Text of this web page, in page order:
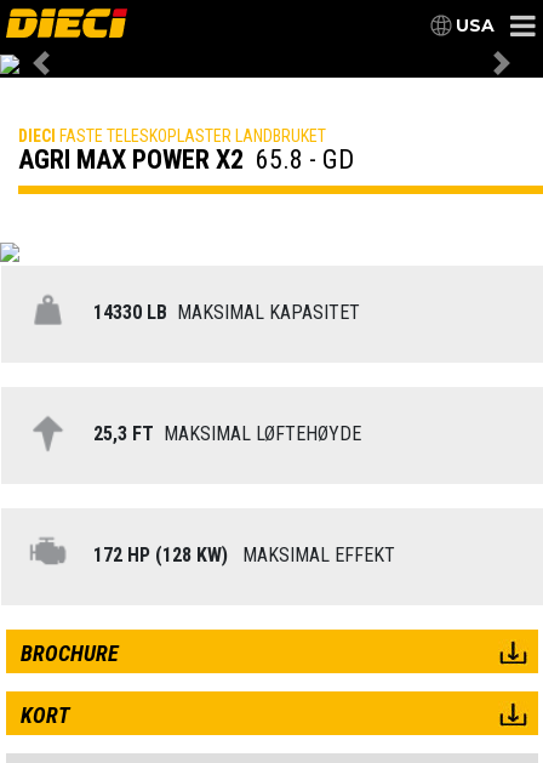
USA
Previous
DIECI FASTE TELESKOPLASTER LANDBRUKET
AGRI MAX POWER X2 65.8 - GD
14330 LB MAKSIMAL KAPASITET
25,3 FT MAKSIMAL LØFTEHØYDE
172 HP (128 KW) MAKSIMAL EFFEKT
BROCHURE
KORT